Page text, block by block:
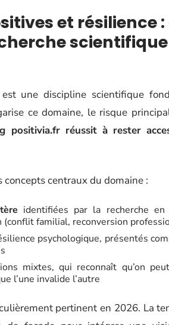
et
une discipline scientifique
ce domaine, le risque
positivia.fr réussit à rester
centraux du domaine :
identifiées par la recherche
(conflit familial, reconversion
psychologique, présentés
mixtes, qui reconnaît qu’on
l’une invalide l’autre
pertinent en 2026. La